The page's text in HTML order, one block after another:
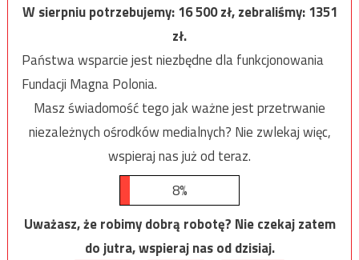
W sierpniu potrzebujemy:16 500zł, zebraliśmy:1351
zł.
Państwa wsparcie jest niezbędne dla funkcjonowania
Fundacji Magna Polonia.
Masz świadomość tego jak ważne jest przetrwanie
niezależnych ośrodków medialnych? Nie zwlekaj więc,
wspieraj nas już od teraz.
8%
Uważasz, że robimy dobrą robotę? Nie czekaj zatem
do jutra, wspieraj nas od dzisiaj.